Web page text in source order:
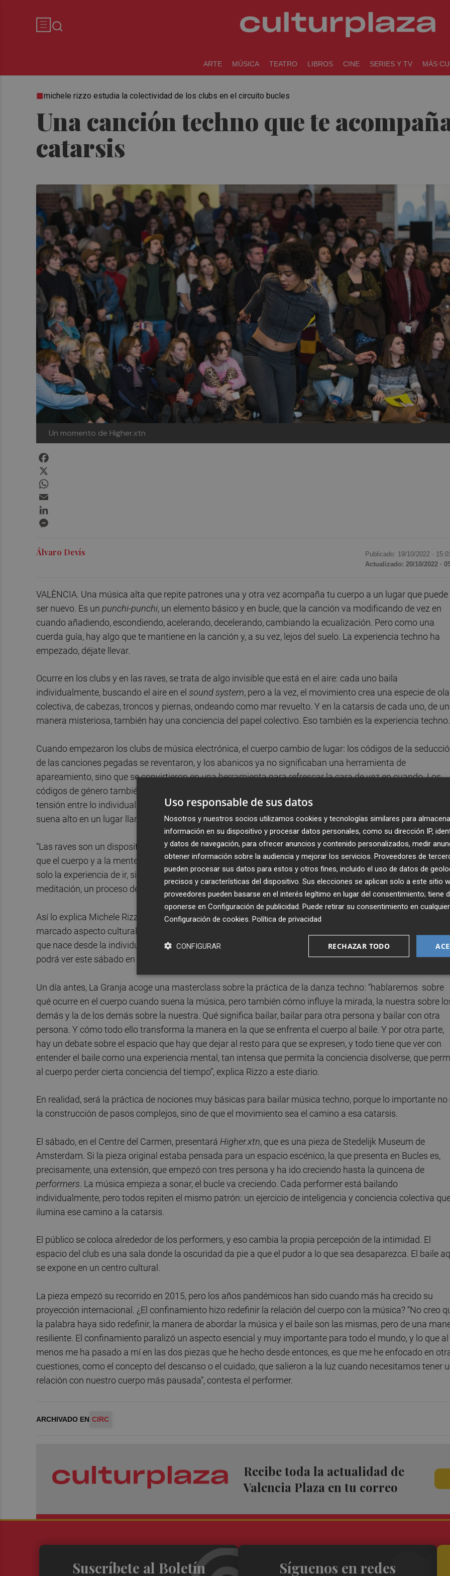
ARTE MÚSICA TEATRO LIBROS CINE SERIES Y TV MÁS
Una canción techno que te
catarsis
michele rizzo estudia la colectividad de los clubs en el circuito bucles
Un momento de Higher.xtn
Álvaro Devís Publicado: 19/10/2022 ·
Actualizado: 20/10/2022 ·
VALÈNCIA. Una música alta que repite patrones una y otra vez acompaña tu cuerpo a un lugar que puede
ser nuevo. Es un punchi-punchi, un elemento básico y en bucle, que la canción va modificando de vez en
cuando añadiendo, escondiendo, acelerando, decelerando, cambiando la ecualización. Pero como una
cuerda guía, hay algo que te mantiene en la canción y, a su vez, lejos del suelo. La experiencia techno ha
empezado, déjate llevar.
Ocurre en los clubs y en las raves, se trata de algo invisible que está en el aire: cada uno baila
individualmente, buscando el aire en el sound system, pero a la vez, el movimiento crea una especie de ola
colectiva, de cabezas, troncos y piernas, ondeando como mar revuelto. Y en la catarsis de cada uno, de
manera misteriosa, también hay una conciencia del papel colectivo. Eso también es la experiencia techno.
Cuando empezaron los clubs de música electrónica, el cuerpo cambio de lugar: los códigos de la
de las canciones pegadas se reventaron, y los abanicos ya no significaban una herramienta de
apareamiento, sino que se convirtieron en una herramienta para refrescar la cara de vez en cuando. Los
códigos de género también se transformaron, y la pista de baile se horizontaliza a través de esa difícil
tensión entre lo individual y lo colectivo. Esas y otras muchas cosas suceden cuando una canción techno
suena alto en un lugar llamado club, u otro lugar, totalmente diferente, llamado rave.
“Las raves son un dispositivo muy complejo con muchos elementos: el del sonido, el colectivo, el hecho de
que el cuerpo y a la mente viven un momento de mucha intensidad… Es casi un ritual. Ir a una rave no es
solo la experiencia de ir, sino el ritual de antes y después. Y hablamos de catarsis, pero también hay
meditación, un proceso de autoreconciliación, hay arte, y conciencia colectiva…”.
Así lo explica Michele Rizzo, que descubrió el clubbingen Holanda, donde el baile y la música techno tiene
marcado aspecto cultural. Allí entendió qué ocurre en el cuerpo cuando bailar es esa experiencia colectiva
que nace desde la individualidad. Y de ahí nació
, la performance de la que parteHigher.xtn
, que se
podrá ver este sábado en el marco del
Un día antes, La Granja acoge una masterclass sobre la práctica de la danza techno: “hablaremos sobre
qué ocurre en el cuerpo cuando suena la música, pero también cómo influye la mirada, la nuestra sobre
demás y la de los demás sobre la nuestra. Qué significa bailar, bailar para otra persona y bailar con otra
persona. Y cómo todo ello transforma la manera en la que se enfrenta el cuerpo al baile. Y por otra parte,
hay un debate sobre el espacio que hay que dejar al resto para que se expresen, y todo tiene que ver con
entender el baile como una experiencia mental, tan intensa que permita la conciencia disolverse, que
al cuerpo perder cierta conciencia del tiempo”, explica Rizzo a este diario.
En realidad, será la práctica de nociones muy básicas para bailar música techno, porque lo importante no
la construcción de pasos complejos, sino de que el movimiento sea el camino a esa catarsis.
El sábado, en el Centre del Carmen, presentará Higher.xtn, que es una pieza de Stedelijk Museum de
Amsterdam. Si la pieza original estaba pensada para un espacio escénico, la que presenta en Bucles es,
precisamente, una extensión, que empezó con tres persona y ha ido creciendo hasta la quincena de
performers. La música empieza a sonar, el bucle va creciendo. Cada performer está bailando
individualmente, pero todos repiten el mismo patrón: un ejercicio de inteligencia y conciencia colectiva
ilumina ese camino a la catarsis.
El público se coloca alrededor de los performers, y eso cambia la propia percepción de la intimidad. El
espacio del club es una sala donde la oscuridad da pie a que el pudor a lo que sea desaparezca. El baile
se expone en un centro cultural.
La pieza empezó su recorrido en 2015, pero los años pandémicos han sido cuando más ha crecido su
proyección internacional. ¿El confinamiento hizo redefinir la relación del cuerpo con la música? “No creo
la palabra haya sido redefinir, la manera de abordar la música y el baile son las mismas, pero de una
resiliente. El confinamiento paralizó un aspecto esencial y muy importante para todo el mundo, y lo que al
menos me ha pasado a mí en las dos piezas que he hecho desde entonces, es que me he enfocado en
cuestiones, como el concepto del descanso o el cuidado, que salieron a la luz cuando necesitamos tener
relación con nuestro cuerpo más pausada”, contesta el performer.
ARCHIVADO EN CIRC
Recibe toda la actualidad de
Valencia Plaza en tu correo
Suscríbete al Boletín Síguenos en redes
Uso responsable de sus datos
Nosotros y nuestros socios utilizamos cookies y tecnologías similares para
información en su dispositivo y procesar datos personales, como su dirección IP,
y datos de navegación, para ofrecer anuncios y contenido personalizados, medir
obtener información sobre la audiencia y mejorar los servicios. Proveedores de
pueden procesar sus datos para estos y otros fines, incluido el uso de datos de
precisos y características del dispositivo. Sus elecciones se aplican solo a este sitio
proveedores pueden basarse en el interés legítimo en lugar del consentimiento; tiene
oponerse en Configuración de publicidad . Puede retirar su consentimiento en
Configuración de cookies Política de privacidad
RECHAZAR TODO
CONFIGURAR